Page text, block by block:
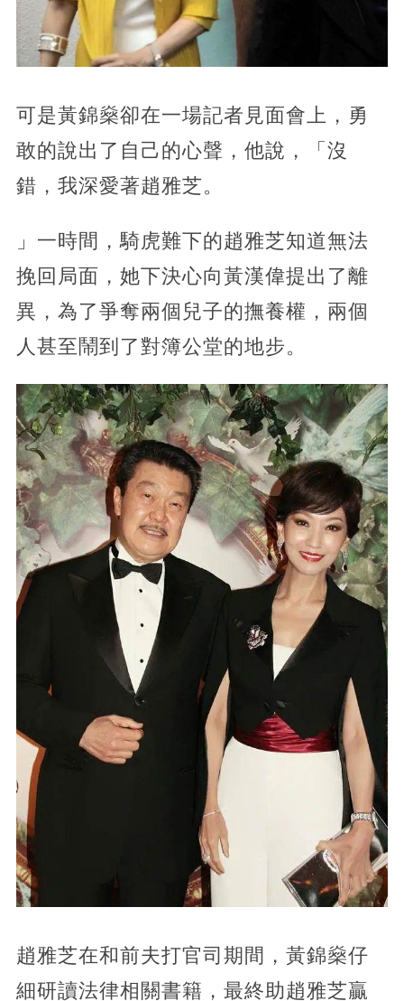
可是黃錦燊卻在一場記者見面會上，勇
敢的說出了自己的心聲，他說，「沒
錯，我深愛著趙雅芝。
」一時間，騎虎難下的趙雅芝知道無法
挽回局面，她下決心向黃漢偉提出了離
異，為了爭奪兩個兒子的撫養權，兩個
人甚至鬧到了對簿公堂的地步。
趙雅芝在和前夫打官司期間，黃錦燊仔
細研讀法律相關書籍，最終助趙雅芝贏